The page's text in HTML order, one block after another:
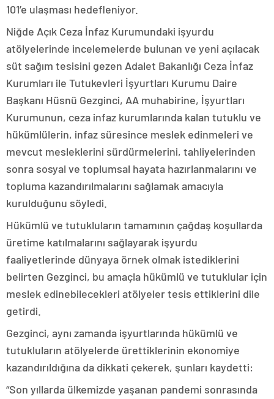
101’e ulaşması hedefleniyor.
Niğde Açık Ceza İnfaz Kurumundaki işyurdu
atölyelerinde incelemelerde bulunan ve yeni açılacak
süt sağım tesisini gezen Adalet Bakanlığı Ceza İnfaz
Kurumları ile Tutukevleri İşyurtları Kurumu Daire
Başkanı Hüsnü Gezginci, AA muhabirine, İşyurtları
Kurumunun, ceza infaz kurumlarında kalan tutuklu ve
hükümlülerin, infaz süresince meslek edinmeleri ve
mevcut mesleklerini sürdürmelerini, tahliyelerinden
sonra sosyal ve toplumsal hayata hazırlanmalarını ve
topluma kazandırılmalarını sağlamak amacıyla
kurulduğunu söyledi.
Hükümlü ve tutukluların tamamının çağdaş koşullarda
üretime katılmalarını sağlayarak işyurdu
faaliyetlerinde dünyaya örnek olmak istediklerini
belirten Gezginci, bu amaçla hükümlü ve tutuklular için
meslek edinebilecekleri atölyeler tesis ettiklerini dile
getirdi.
Gezginci, aynı zamanda işyurtlarında hükümlü ve
tutukluların atölyelerde ürettiklerinin ekonomiye
kazandırıldığına da dikkati çekerek, şunları kaydetti:
“Son yıllarda ülkemizde yaşanan pandemi sonrasında